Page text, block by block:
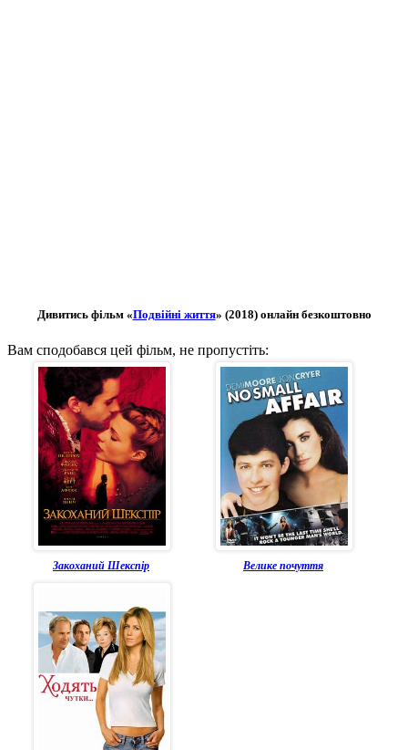
Дивитись фільм «Подвійні життя» (2018) онлайн безкоштовно
Вам сподобався цей фільм, не пропустіть:
Закоханий Шекспір Велике почуття